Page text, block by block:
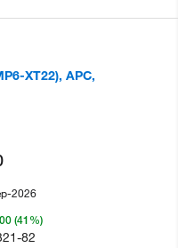
XT22), APC,
2026
(41%)
82